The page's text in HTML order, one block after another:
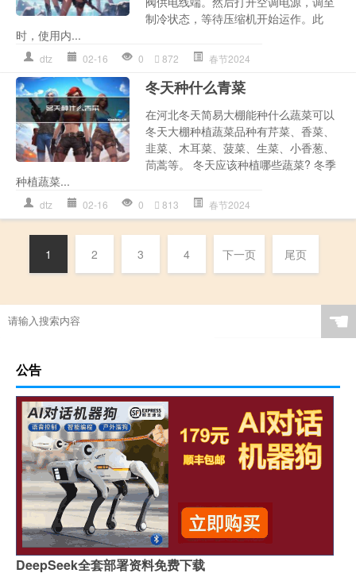
制冷状态，等待压缩机开始运作。此
时，使用内...
dtz 02-16 0 872 春节2024
冬天种什么青菜
在河北冬天简易大棚能种什么蔬菜可以
冬天大棚种植蔬菜品种有芹菜、香菜、
韭菜、木耳菜、菠菜、生菜、小香葱、
茼蒿等。 冬天应该种植哪些蔬菜? 冬季
种植蔬菜...
dtz 02-16 0 813 春节2024
1 2 3 4 下一页 尾页
☚
公告
DeepSeek全套部署资料免费下载